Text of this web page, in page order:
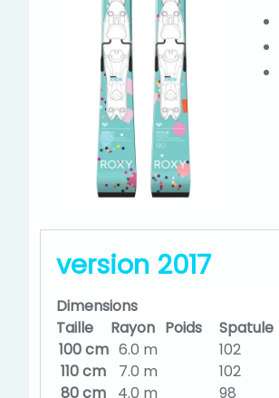
version 2017
Dimensions
Taille
Rayon Poids Spatule
100 cm 6.0 m 102
110 cm
7.0 m 102
80 cm
4.0 m 98